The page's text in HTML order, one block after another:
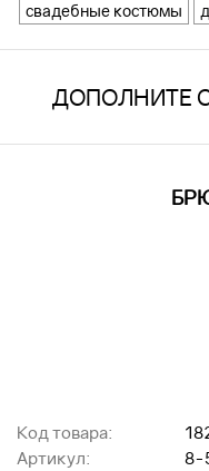
свадебные костюмы
ДОПОЛНИТЕ
Код товара:
Артикул:
8-